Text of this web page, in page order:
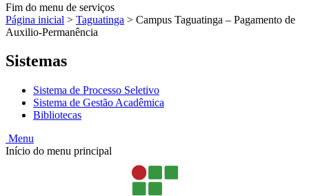
Fim do menu de serviços
Página inicial > Taguatinga > Campus Taguatinga – Pagamento de
Auxilio-Permanência
Sistemas
Sistema de Processo Seletivo
Sistema de Gestão Acadêmica
Bibliotecas
Menu
Início do menu principal